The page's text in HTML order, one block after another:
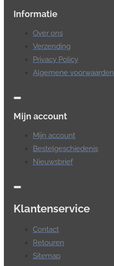
Informatie
Over ons
Verzending
Privacy Policy
Algemene voorwaarden
Mijn account
Mijn account
Bestelgeschiedenis
Nieuwsbrief
Klantenservice
Contact
Retouren
Sitemap